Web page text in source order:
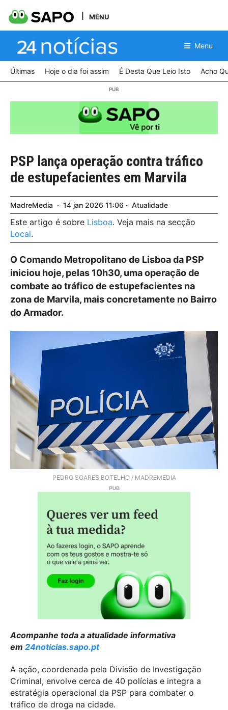
MENU
Menu
Últimas Hoje o dia foi assim É Desta Que Leio Isto Acho
PSP lança operação contra tráfico
de estupefacientes em Marvila
MadreMedia 14 jan 2026 11:06 Atualidade
Este artigo é sobre Lisboa. Veja mais na secção
Local.
O Comando Metropolitano de Lisboa da PSP
iniciou hoje, pelas 10h30, uma operação de
combate ao tráfico de estupefacientes na
zona de Marvila, mais concretamente no Bairro
do Armador.
PEDRO SOARES BOTELHO / MADREMEDIA
Acompanhe toda a atualidade informativa
em 24noticias.sapo.pt
A ação, coordenada pela Divisão de Investigação
Criminal, envolve cerca de 40 polícias e integra a
estratégia operacional da PSP para combater o
tráfico de droga na cidade.